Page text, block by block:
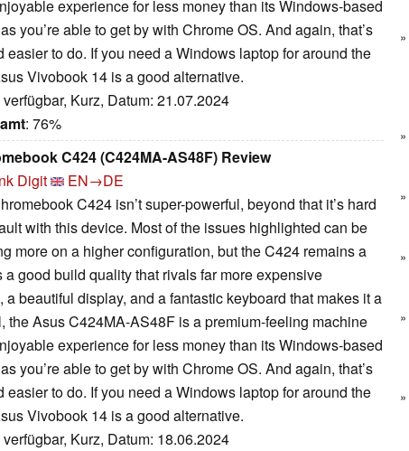
experience for less money than its Windows-based
you’re able to get by with Chrome OS. And again, that’s
easier to do. If you need a Windows laptop for around the
Vivobook 14 is a good alternative.
Kurz, Datum: 21.07.2024
: 76%
C424 (C424MA-AS48F) Review
Digit
EN→DE
C424 isn’t super-powerful, beyond that it’s hard
with this device. Most of the issues highlighted can be
more on a higher configuration, but the C424 remains a
a good build quality that rivals far more expensive
beautiful display, and a fantastic keyboard that makes it a
the Asus C424MA-AS48F is a premium-feeling machine
experience for less money than its Windows-based
you’re able to get by with Chrome OS. And again, that’s
easier to do. If you need a Windows laptop for around the
Vivobook 14 is a good alternative.
Kurz, Datum: 18.06.2024